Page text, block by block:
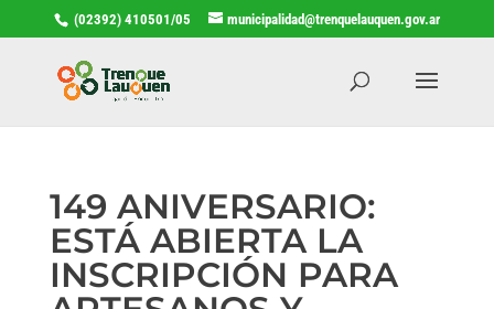
(02392) 410501/05 municipalidad@trenquelauquen.gov.ar
149 ANIVERSARIO:
ESTÁ ABIERTA LA
INSCRIPCIÓN PARA